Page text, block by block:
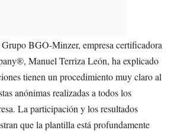
BGO-Minzer, empresa certificadora
Manuel Terriza León, ha explicado
tienen un procedimiento muy claro al
anónimas realizadas a todos los
La participación y los resultados
que la plantilla está profundamente